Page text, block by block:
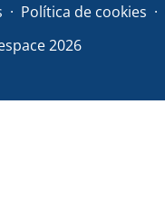
2026
Política de cookies